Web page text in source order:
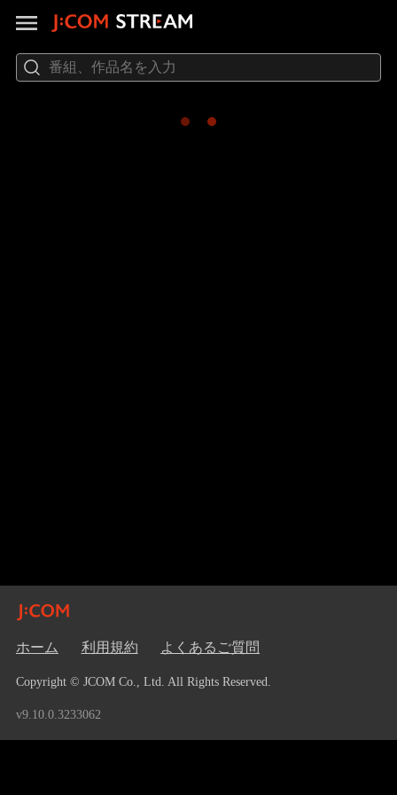
ホーム 利用規約 よくあるご質問
Copyright © JCOM Co., Ltd. All Rights Reserved.
v9.10.0.3233062